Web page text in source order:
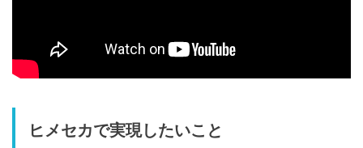
ヒメセカで実現したいこと